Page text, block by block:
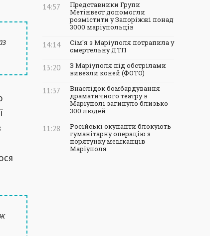
14:57
Представники Групи
Метінвест допомогли
розмістити у Запоріжжі понад
3000 маріупольців
14:14
Сім'я з Маріуполя потрапила у
смертельну ДТП
13:20
З Маріуполя під обстрілами
вивезли коней (ФОТО)
11:37
Внаслідок бомбардування
драматичного театру в
Маріуполі загинуло близько
300 людей
11:28
Російські окупанти блокують
гуманітарну операцію з
порятунку мешканців
Маріуполя